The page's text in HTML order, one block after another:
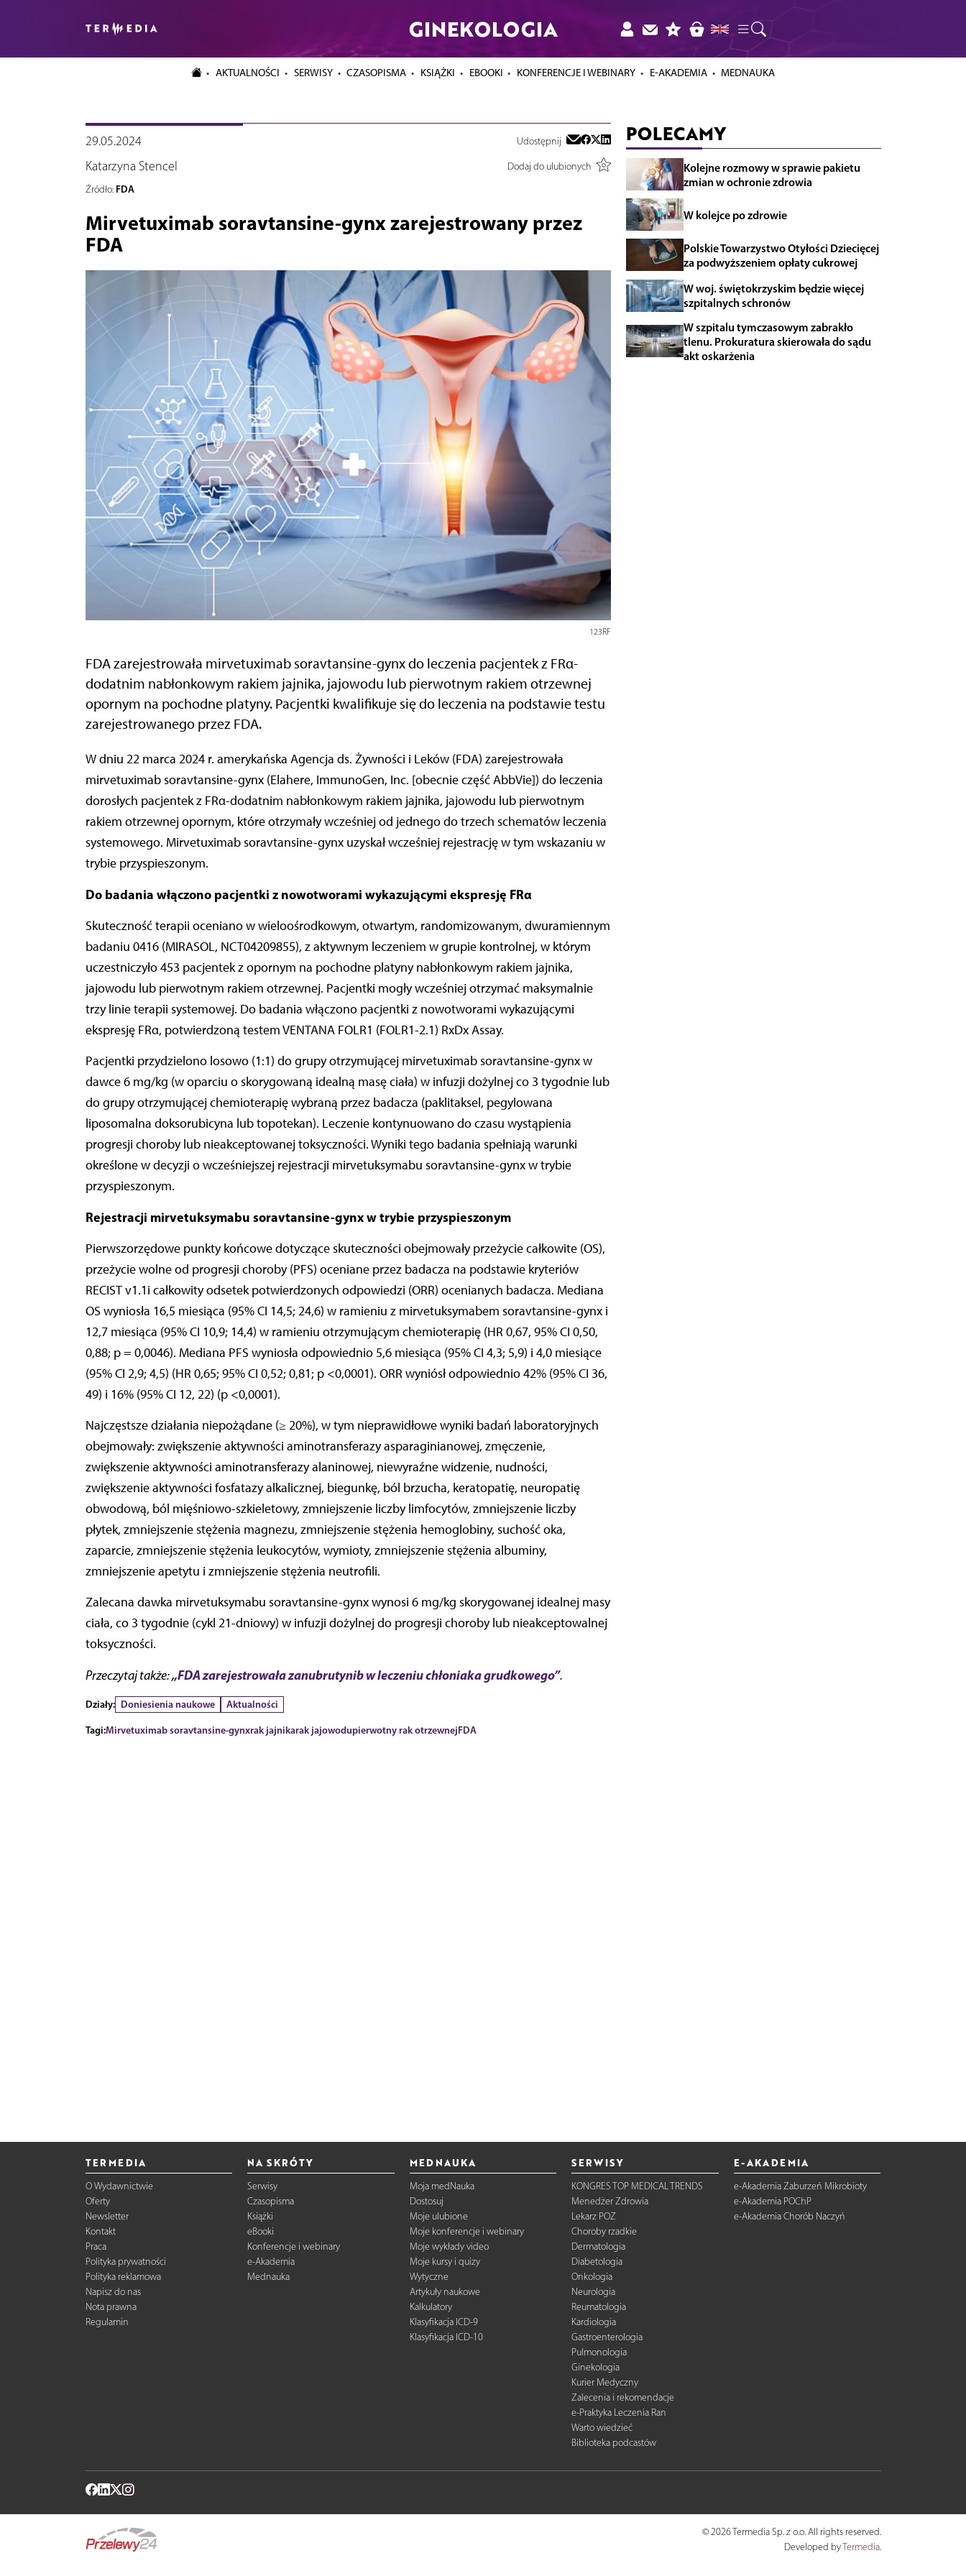
GINEKOLOGIA
AKTUALNOŚCI SERWISY CZASOPISMA KSIĄŻKI EBOOKI KONFERENCJE I WEBINARY E-AKADEMIA MEDNAUKA
29.05.2024 Udostępnij
Katarzyna Stencel
Dodaj do ulubionych
Źródło: FDA
Mirvetuximab soravtansine-gynx zarejestrowany przez
FDA
123RF
FDA zarejestrowała mirvetuximab soravtansine-gynx do leczenia pacjentek z FRα-
dodatnim nabłonkowym rakiem jajnika, jajowodu lub pierwotnym rakiem otrzewnej
opornym na pochodne platyny. Pacjentki kwalifikuje się do leczenia na podstawie testu
zarejestrowanego przez FDA.
W dniu 22 marca 2024 r. amerykańska Agencja ds. Żywności i Leków (FDA) zarejestrowała
mirvetuximab soravtansine-gynx (Elahere, ImmunoGen, Inc. [obecnie część AbbVie]) do leczenia
dorosłych pacjentek z FRα-dodatnim nabłonkowym rakiem jajnika, jajowodu lub pierwotnym
rakiem otrzewnej opornym, które otrzymały wcześniej od jednego do trzech schematów leczenia
systemowego. Mirvetuximab soravtansine-gynx uzyskał wcześniej rejestrację w tym wskazaniu w
trybie przyspieszonym.
Do badania włączono pacjentki z nowotworami wykazującymi ekspresję FRα
Skuteczność terapii oceniano w wieloośrodkowym, otwartym, randomizowanym, dwuramiennym
badaniu 0416 (MIRASOL, NCT04209855), z aktywnym leczeniem w grupie kontrolnej, w którym
uczestniczyło 453 pacjentek z opornym na pochodne platyny nabłonkowym rakiem jajnika,
jajowodu lub pierwotnym rakiem otrzewnej. Pacjentki mogły wcześniej otrzymać maksymalnie
trzy linie terapii systemowej. Do badania włączono pacjentki z nowotworami wykazującymi
ekspresję FRα, potwierdzoną testem VENTANA FOLR1 (FOLR1-2.1) RxDx Assay.
Pacjentki przydzielono losowo (1:1) do grupy otrzymującej mirvetuximab soravtansine-gynx w
dawce 6 mg/kg (w oparciu o skorygowaną idealną masę ciała) w infuzji dożylnej co 3 tygodnie lub
do grupy otrzymującej chemioterapię wybraną przez badacza (paklitaksel, pegylowana
liposomalna doksorubicyna lub topotekan). Leczenie kontynuowano do czasu wystąpienia
progresji choroby lub nieakceptowanej toksyczności. Wyniki tego badania spełniają warunki
określone w decyzji o wcześniejszej rejestracji mirvetuksymabu soravtansine-gynx w trybie
przyspieszonym.
Rejestracji mirvetuksymabu soravtansine-gynx w trybie przyspieszonym
Pierwszorzędowe punkty końcowe dotyczące skuteczności obejmowały przeżycie całkowite (OS),
przeżycie wolne od progresji choroby (PFS) oceniane przez badacza na podstawie kryteriów
RECIST v1.1i całkowity odsetek potwierdzonych odpowiedzi (ORR) ocenianych badacza. Mediana
OS wyniosła 16,5 miesiąca (95% CI 14,5; 24,6) w ramieniu z mirvetuksymabem soravtansine-gynx i
12,7 miesiąca (95% CI 10,9; 14,4) w ramieniu otrzymującym chemioterapię (HR 0,67, 95% CI 0,50,
0,88; p = 0,0046). Mediana PFS wyniosła odpowiednio 5,6 miesiąca (95% CI 4,3; 5,9) i 4,0 miesiące
(95% CI 2,9; 4,5) (HR 0,65; 95% CI 0,52; 0,81; p <0,0001). ORR wyniósł odpowiednio 42% (95% CI 36,
49) i 16% (95% CI 12, 22) (p <0,0001).
Najczęstsze działania niepożądane (≥ 20%), w tym nieprawidłowe wyniki badań laboratoryjnych
obejmowały: zwiększenie aktywności aminotransferazy asparaginianowej, zmęczenie,
zwiększenie aktywności aminotransferazy alaninowej, niewyraźne widzenie, nudności,
zwiększenie aktywności fosfatazy alkalicznej, biegunkę, ból brzucha, keratopatię, neuropatię
obwodową, ból mięśniowo-szkieletowy, zmniejszenie liczby limfocytów, zmniejszenie liczby
płytek, zmniejszenie stężenia magnezu, zmniejszenie stężenia hemoglobiny, suchość oka,
zaparcie, zmniejszenie stężenia leukocytów, wymioty, zmniejszenie stężenia albuminy,
zmniejszenie apetytu i zmniejszenie stężenia neutrofili.
Zalecana dawka mirvetuksymabu soravtansine-gynx wynosi 6 mg/kg skorygowanej idealnej masy
ciała, co 3 tygodnie (cykl 21-dniowy) w infuzji dożylnej do progresji choroby lub nieakceptowalnej
toksyczności.
Przeczytaj także:„FDA zarejestrowała zanubrutynib w leczeniu chłoniaka grudkowego”.
Działy: Doniesienia naukowe
Aktualności
Tagi:Mirvetuximab soravtansine-gynxrak jajnikarak jajowodupierwotny rak otrzewnejFDA
POLECAMY
Kolejne rozmowy w sprawie pakietu
zmian w ochronie zdrowia
W kolejce po zdrowie
Polskie Towarzystwo Otyłości Dziecięcej
za podwyższeniem opłaty cukrowej
W woj. świętokrzyskim będzie więcej
szpitalnych schronów
W szpitalu tymczasowym zabrakło
tlenu. Prokuratura skierowała do sądu
akt oskarżenia
TERMEDIA
O Wydawnictwie
Oferty
Newsletter
Kontakt
Praca
Polityka prywatności
Polityka reklamowa
Napisz do nas
Nota prawna
Regulamin
NA SKRÓTY
Serwisy
Czasopisma
Książki
eBooki
Konferencje i webinary
e-Akademia
Mednauka
MEDNAUKA
Moja medNauka
Dostosuj
Moje ulubione
Moje konferencje i webinary
Moje wykłady video
Moje kursy i quizy
Wytyczne
Artykuły naukowe
Kalkulatory
Klasyfikacja ICD-9
Klasyfikacja ICD-10
SERWISY
KONGRES TOP MEDICAL TRENDS
Menedżer Zdrowia
Lekarz POZ
Choroby rzadkie
Dermatologia
Diabetologia
Onkologia
Neurologia
Reumatologia
Kardiologia
Gastroenterologia
Pulmonologia
Ginekologia
Kurier Medyczny
Zalecenia i rekomendacje
e-Praktyka Leczenia Ran
Warto wiedzieć
Biblioteka podcastów
E-AKADEMIA
e-Akademia Zaburzeń Mikrobioty
e-Akademia POChP
e-Akademia Chorób Naczyń
© 2026 Termedia Sp. z o.o. All rights reserved.
Developed byTermedia.